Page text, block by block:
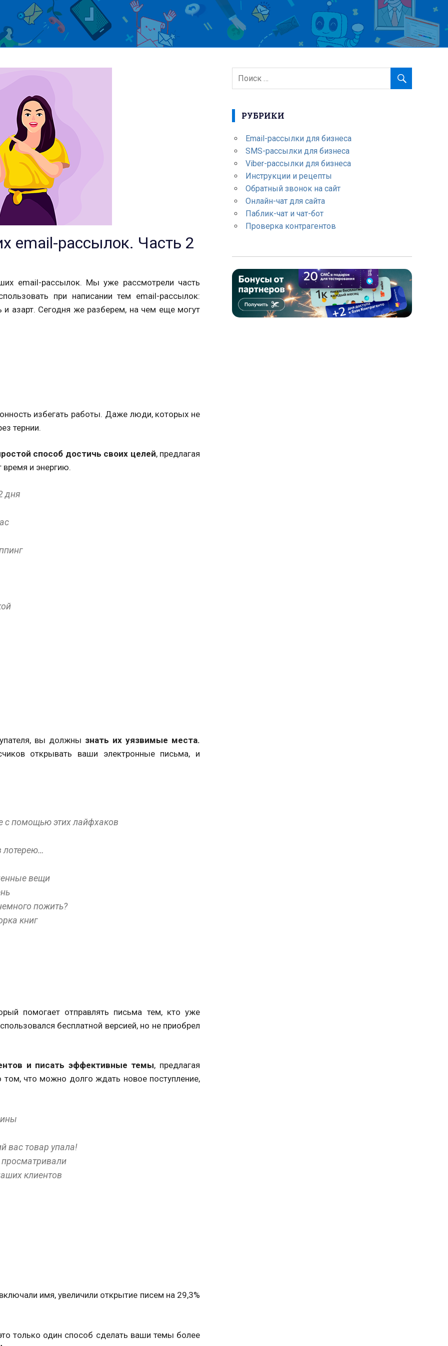
email-рассылок. Часть 2
email-рассылок. Мы уже рассмотрели часть
при написании тем email-рассылок:
азарт. Сегодня же разберем, на чем еще могут
избегать работы. Даже люди, которых не
тернии.
способ достичь своих целей, предлагая
время и энергию.
дня
вы должны знать их уязвимые места.
открывать ваши электронные письма, и
с помощью этих лайфхаков
лотерею…
вещи
пожить?
книг
помогает отправлять письма тем, кто уже
бесплатной версией, но не приобрел
и писать эффективные темы, предлагая
том, что можно долго ждать новое поступление,
вас товар упала!
просматривали
клиентов
имя, увеличили открытие писем на 29,3%
только один способ сделать ваши темы более
РУБРИКИ
Email-рассылки для бизнеса
SMS-рассылки для бизнеса
Viber-рассылки для бизнеса
Инструкции и рецепты
Обратный звонок на сайт
Онлайн-чат для сайта
Паблик-чат и чат-бот
Проверка контрагентов